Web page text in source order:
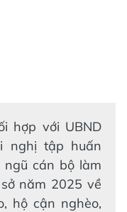
hợp với UBND
nghị tập huấn
ngũ cán bộ làm
năm 2025 về
hộ cận nghèo,